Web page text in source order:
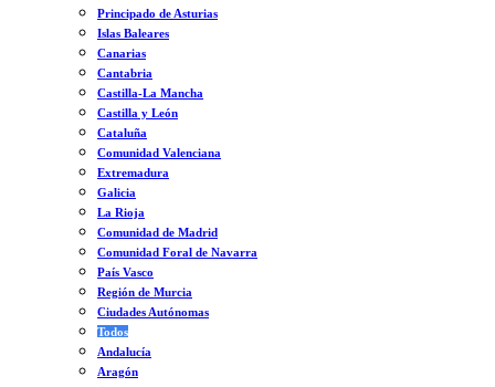
Principado de Asturias
Islas Baleares
Canarias
Cantabria
Castilla-La Mancha
Castilla y León
Cataluña
Comunidad Valenciana
Extremadura
Galicia
La Rioja
Comunidad de Madrid
Comunidad Foral de Navarra
País Vasco
Región de Murcia
Ciudades Autónomas
Todos
Andalucía
Aragón